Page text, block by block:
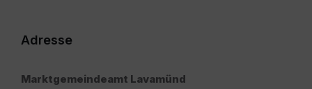
Adresse
Marktgemeindeamt Lavamünd